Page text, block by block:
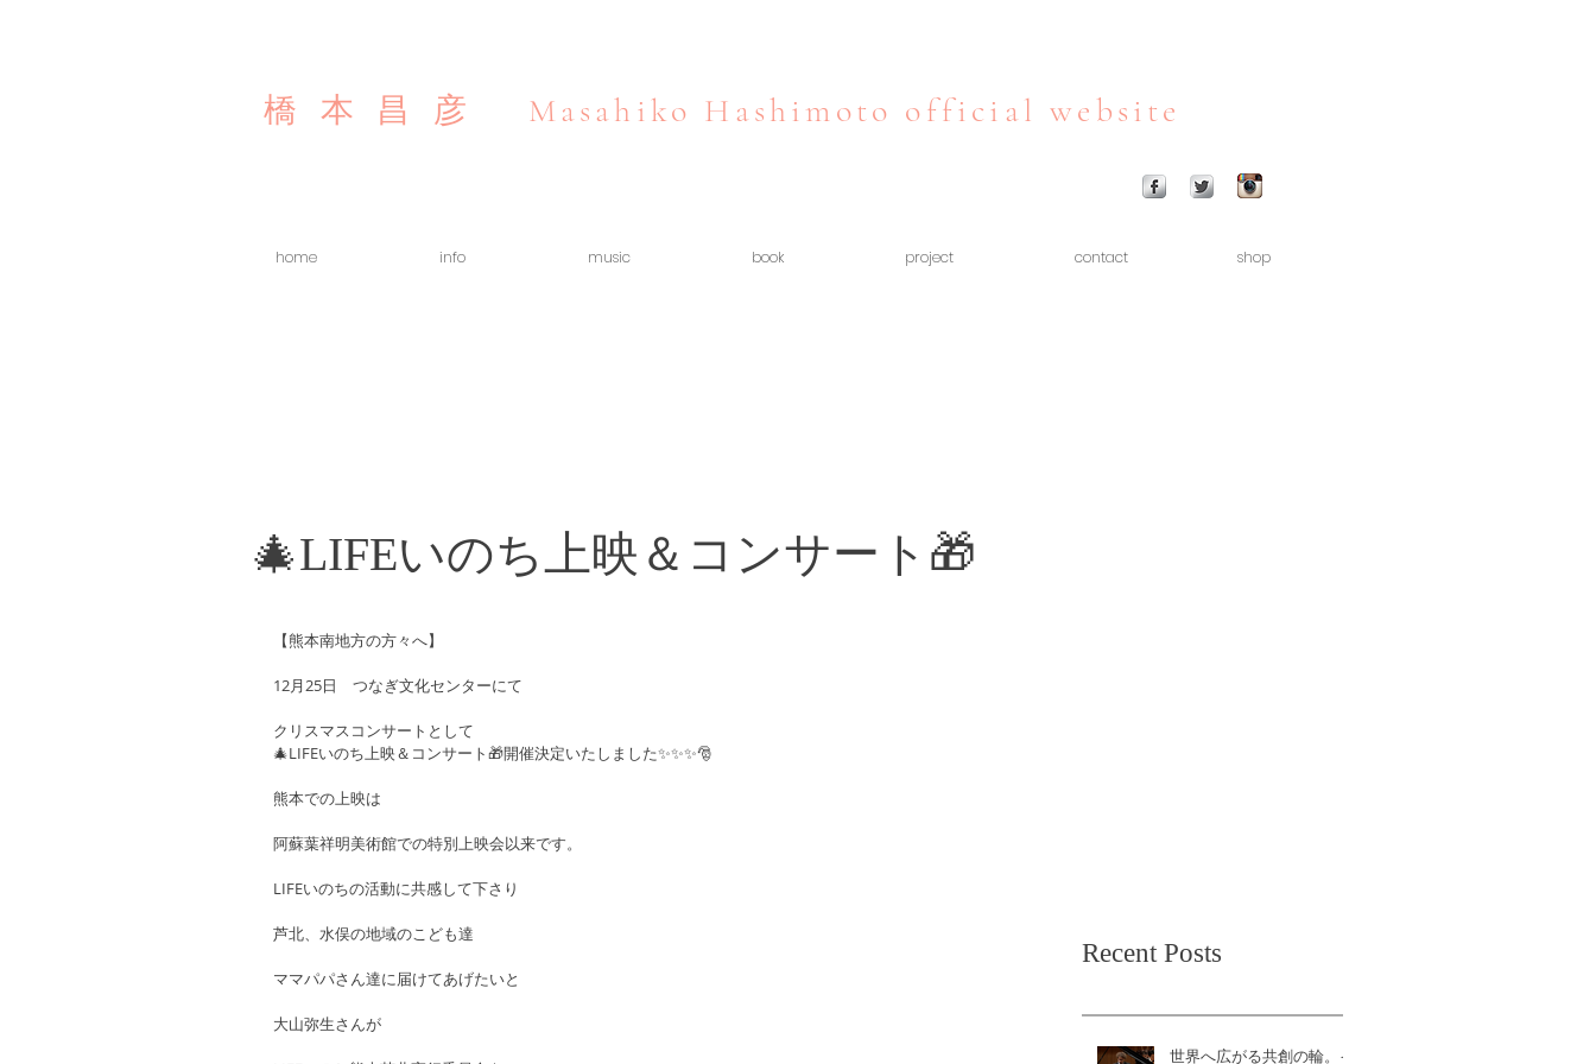
橋本昌彦 Masahiko Hashimoto official website
home info music book project contact shop
🎄LIFEいのち上映＆コンサート🎁
【熊本南地方の方々へ】
12月25日　つなぎ文化センターにて
クリスマスコンサートとして
🎄LIFEいのち上映＆コンサート🎁開催決定いたしました✨✨✨🎅
熊本での上映は
阿蘇葉祥明美術館での特別上映会以来です。
LIFEいのちの活動に共感して下さり
芦北、水俣の地域のこども達
ママパパさん達に届けてあげたいと
大山弥生さんが
Recent Posts
世界へ広がる共創の輪。イ